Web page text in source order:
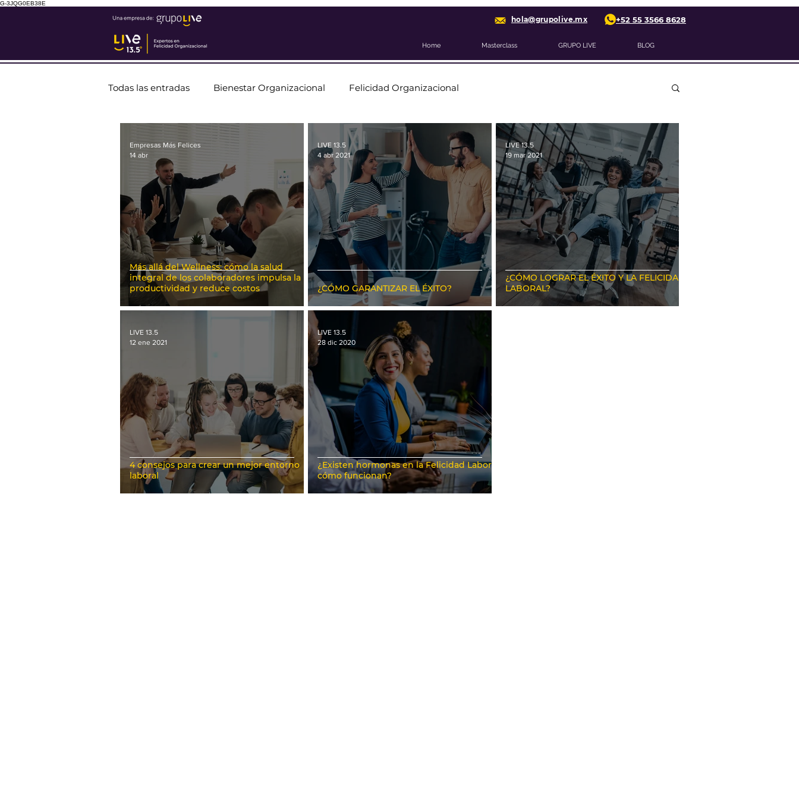
G-3JQG0EB38E
hola@grupolive.mx +52 55 3566 8628
Home Masterclass GRUPO LIVE BLOG
Todas las entradas Bienestar Organizacional Felicidad Organizacional
Más allá del Wellness: cómo la salud
integral de los colaboradores impulsa la
productividad y reduce costos
Empresas Más Felices
14 abr
¿CÓMO GARANTIZAR EL ÉXITO?
LIVE 13.5
4 abr 2021
¿CÓMO LOGRAR EL ÉXITO Y LA FELICIDAD
LABORAL?
LIVE 13.5
19 mar 2021
4 consejos para crear un mejor entorno
laboral
LIVE 13.5
12 ene 2021
¿Existen hormonas en la Felicidad Laboral,
cómo funcionan?
LIVE 13.5
28 dic 2020